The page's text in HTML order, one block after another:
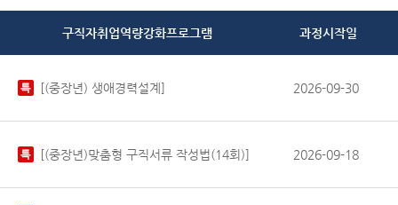
구직자취업역량강화프로그램 과정시작일
[(중장년) 생애경력설계] 2026-09-30
[(중장년)맞춤형 구직서류 작성법(14회)] 2026-09-18